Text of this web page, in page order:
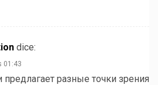
dice:
01:43
предлагает разные точки зрения